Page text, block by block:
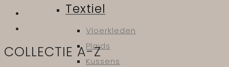
Textiel
Vloerkleden
Plaids
Kussens
COLLECTIE A-Z